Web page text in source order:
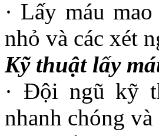
· Lấy máu
nhỏ và các xét
Kỹ thuật lấy
· Đội ngũ kỹ
nhanh chóng